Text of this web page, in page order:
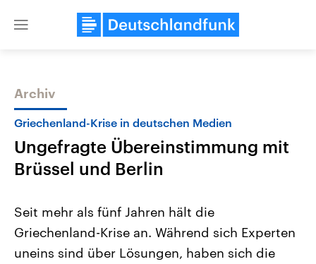
Close
Themen
Landtagswahl Sachsen-Anhalt
2026
USA
Aktuelle Beiträge,
Archiv
Griechenland-Krise in deutschen Medien
Ungefragte Übereinstimmung mit
Brüssel und Berlin
Seit mehr als fünf Jahren hält die
Griechenland-Krise an. Während sich Experten
uneins sind über Lösungen, haben sich die